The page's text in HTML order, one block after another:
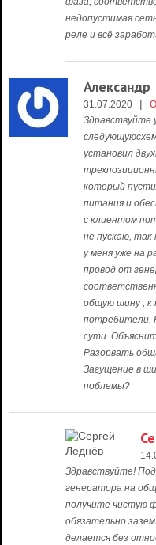
недопустимая
реле и всё
Александр
31.07.2020 |
установил
который
питания и
с клиентом
не пускаю, так
у меня уже на
провод от
общую шину , к
потребители.
сути.
Разорвать
Загущение в
поблемы?
Здравствуйте!
генератора на
получите чистую
обязательно
делается без